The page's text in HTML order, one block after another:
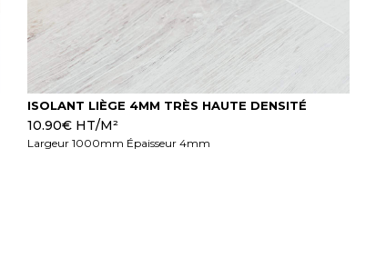
ISOLANT LIÈGE 4MM TRÈS HAUTE DENSITÉ
10.90€ HT/M²
Largeur 1000mm Épaisseur 4mm